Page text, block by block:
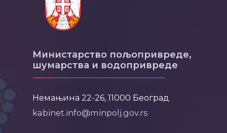
Министарство пољопривреде,
шумарства и водопривреде
Немањина 22-26, 11000 Београд
kabinet.info@minpolj.gov.rs